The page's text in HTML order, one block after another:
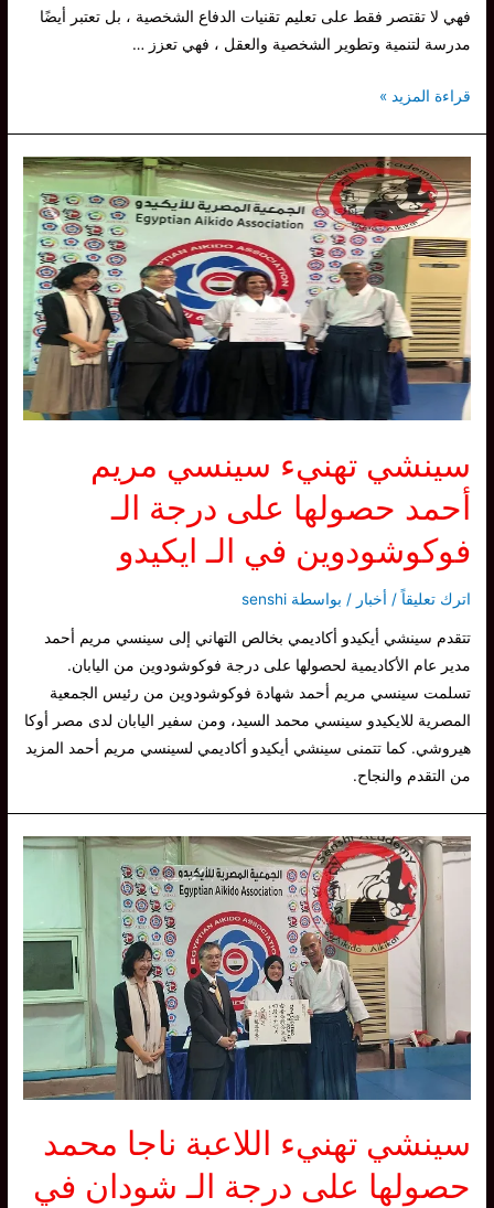
فهي لا تقتصر فقط على تعليم تقنيات الدفاع الشخصية ، بل تعتبر أيضًا
مدرسة لتنمية وتطوير الشخصية والعقل ، فهي تعزز …
الايكيدو
تعزز
قيم
التواصل
و
العمل
الجماعي
قراءة المزيد »
سينشي تهنيء سينسي مريم
أحمد حصولها على درجة الـ
فوكوشودوين في الـ ايكيدو
اترك تعليقاً / أخبار / بواسطة senshi
تتقدم سينشي أيكيدو أكاديمي بخالص التهاني إلى سينسي مريم أحمد
مدير عام الأكاديمية لحصولها على درجة فوكوشودوين من اليابان.
تسلمت سينسي مريم أحمد شهادة فوكوشودوين من رئيس الجمعية
المصرية للايكيدو سينسي محمد السيد، ومن سفير اليابان لدى مصر أوكا
هيروشي. كما تتمنى سينشي أيكيدو أكاديمي لسينسي مريم أحمد المزيد
من التقدم والنجاح.
سينشي تهنيء اللاعبة ناجا محمد
حصولها على درجة الـ شودان في